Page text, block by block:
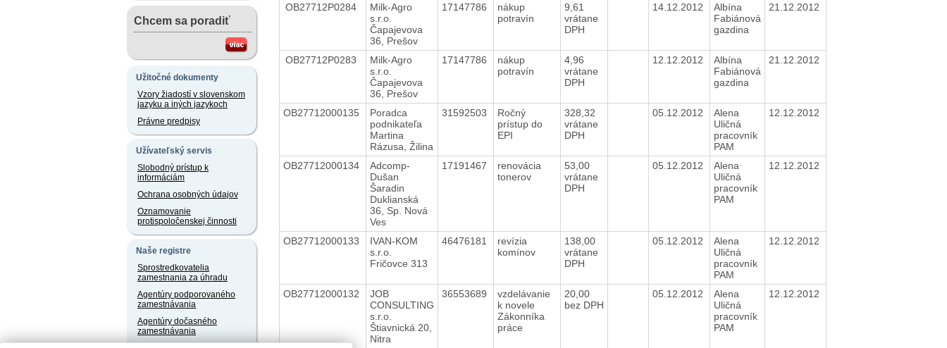
Chcem sa poradiť
Užitočné dokumenty
Vzory žiadostí v slovenskom
jazyku a iných jazykoch
Právne predpisy
Užívateľský servis
Slobodný prístup k
informáciám
Ochrana osobných údajov
Oznamovanie
protispoločenskej činnosti
Naše registre
Sprostredkovatelia
zamestnania za úhradu
Agentúry podporovaného
zamestnávania
Agentúry dočasného
zamestnávania
OB27712P0284
Milk-Agro
s.r.o.
Čapajevova
36, Prešov
17147786
nákup
potravín
9,61
vrátane
DPH
14.12.2012
Albína
Fabiánová
gazdina
21.12.2012
OB27712P0283
Milk-Agro
s.r.o.
Čapajevova
36, Prešov
17147786
nákup
potravín
4,96
vrátane
DPH
12.12.2012
Albína
Fabiánová
gazdina
21.12.2012
OB27712000135
Poradca
podnikateľa
Martina
Rázusa, Žilina
31592503
Ročný
prístup do
EPI
328,32
vrátane
DPH
05.12.2012
Alena
Uličná
pracovník
PAM
12.12.2012
OB27712000134
Adcomp-
Dušan
Šaradin
Duklianská
36, Sp. Nová
Ves
17191467
renovácia
tonerov
53,00
vrátane
DPH
05.12.2012
Alena
Uličná
pracovník
PAM
12.12.2012
OB27712000133
IVAN-KOM
s.r.o.
Fričovce 313
46476181
revízia
komínov
138,00
vrátane
DPH
05.12.2012
Alena
Uličná
pracovník
PAM
12.12.2012
OB27712000132
JOB
CONSULTING
s.r.o.
Štiavnická 20,
Nitra
36553689
vzdelávanie
k novele
Zákonníka
práce
20,00
bez DPH
05.12.2012
Alena
Uličná
pracovník
PAM
12.12.2012